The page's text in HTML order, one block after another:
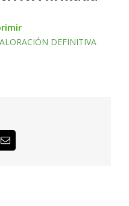
DEFINITIVA
Correo
electrónico